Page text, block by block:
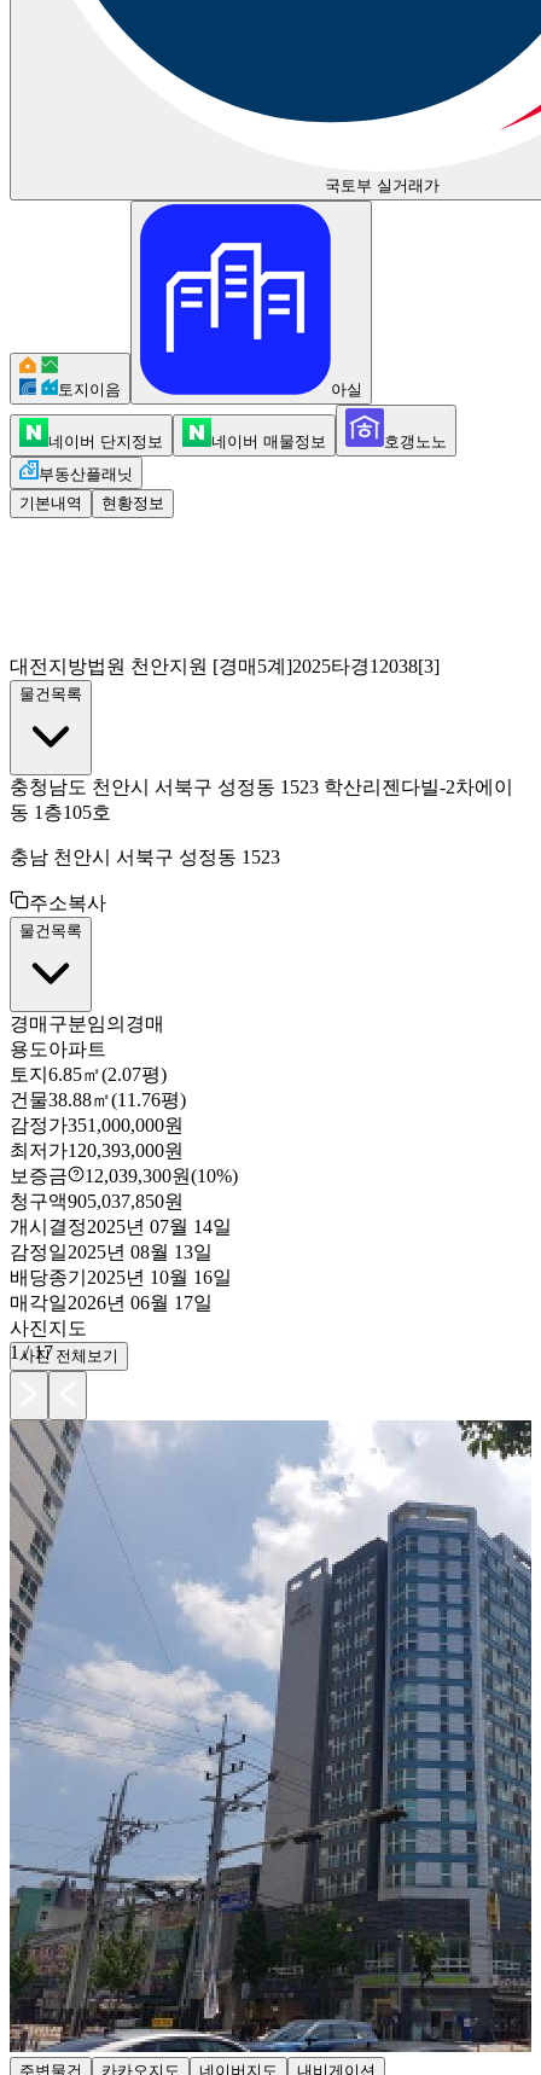
국토부 실거래가
토지이음 아실
네이버 단지정보 네이버 매물정보
호갱노노
부동산플래닛
기본내역
현황정보
대전지방법원 천안지원 [경매5계]2025타경12038[3]
물건목록
충청남도 천안시 서북구 성정동 1523 학산리젠다빌-2차에이
동 1층105호
충남 천안시 서북구 성정동 1523
주소복사
물건목록
경매구분임의경매
용도아파트
토지 6.85㎡(2.07평)
건물38.88㎡(11.76평)
감정가351,000,000원
최저가120,393,000원
보증금
12,039,300원(10%)
청구액905,037,850원
개시결정2025년 07월 14일
감정일2025년 08월 13일
배당종기 2025년 10월 16일
매각일2026년 06월 17일
사진지도
1 /17
사진 전체보기
주변물건 카카오지도 네이버지도 내비게이션